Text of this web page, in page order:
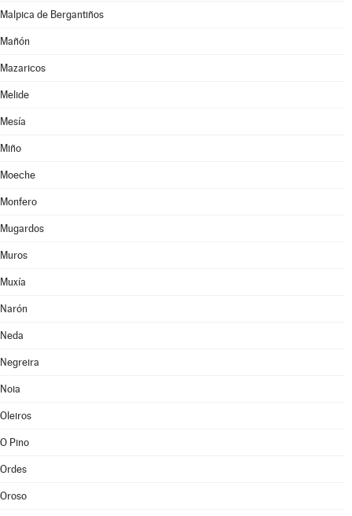
Malpica de Bergantiños
Mañón
Mazaricos
Melide
Mesía
Miño
Moeche
Monfero
Mugardos
Muros
Muxía
Narón
Neda
Negreira
Noia
Oleiros
O Pino
Ordes
Oroso